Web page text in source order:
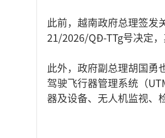
此前，越南政府总理签发
21/2026/QĐ-TTg号决定
此外，政府副总理胡国勇
驾驶飞行器管理系统（
器及设备、无人机监视、